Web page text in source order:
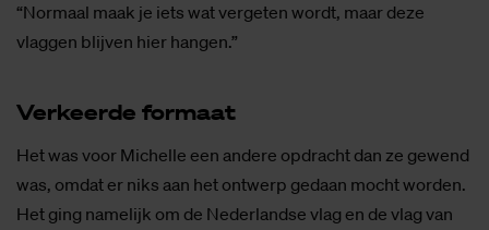
“Normaal maak je iets wat vergeten wordt, maar deze
vlaggen blijven hier hangen.”
Ver­keer­de for­maat
Het was voor Michelle een andere opdracht dan ze gewend
was, omdat er niks aan het ontwerp gedaan mocht worden.
Het ging namelijk om de Nederlandse vlag en de vlag van